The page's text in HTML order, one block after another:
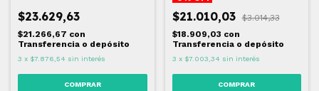
$23.629,63
$21.266,67 con
Transferencia o depósito
3 x $7.876,54 sin interés
$21.010,03
$3.014,33
$18.909,03 con
Transferencia o depósito
3 x $7.003,34 sin interés